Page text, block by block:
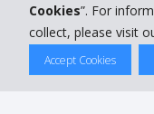
Cookies”. For
collect, please visit
Accept Cookies
Penghargaan
​©
Hertz berkomitmen